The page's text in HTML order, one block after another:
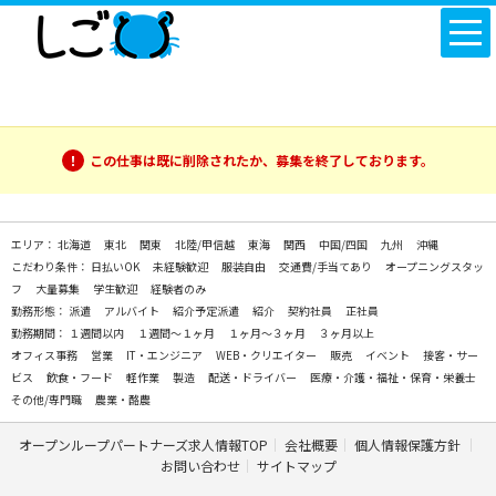
この仕事は既に削除されたか、募集を終了しております。
エリア： 北海道 東北 関東 北陸/甲信越 東海 関西 中国/四国 九州
沖縄
こだわり条件： 日払いOK 未経験歓迎 服装自由 交通費/手当てあり
オープニングスタッ
フ
大量募集 学生歓迎
経験者のみ
勤務形態： 派遣 アルバイト 紹介予定派遣 紹介 契約社員
正社員
勤務期間： １週間以内 １週間～１ヶ月 １ヶ月～３ヶ月
３ヶ月以上
オフィス事務
営業 IT・エンジニア WEB・クリエイター 販売 イベント
接客・サー
ビス
飲食・フード 軽作業 製造 配送・ドライバー
医療・介護・福祉・保育・栄養士
その他/専門職
農業・酪農
オープンループパートナーズ求人情報TOP 会社概要
個人情報保護方針
お問い合わせ
サイトマップ